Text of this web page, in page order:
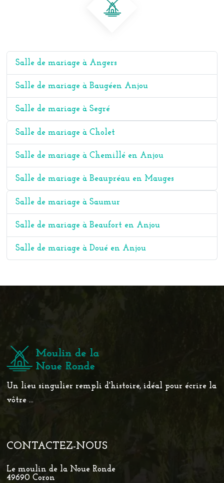
Salle de mariage à Angers
Salle de mariage à Baugéen Anjou
Salle de mariage à Segré
Salle de mariage à Cholet
Salle de mariage à Chemillé en Anjou
Salle de mariage à Beaupréau en Mauges
Salle de mariage à Saumur
Salle de mariage à Beaufort en Anjou
Salle de mariage à Doué en Anjou
Un lieu singulier rempli d'histoire, idéal pour écrire la
vôtre ...
CONTACTEZ-NOUS
Le moulin de la Noue Ronde
49690 Coron